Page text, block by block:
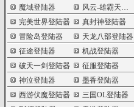
魔域登陆器
风云-雄霸天下登陆器
完美世界登陆器
真封神登陆器
冒险岛登陆器
天龙八部登陆器
征途登陆器
机战登陆器
破天一剑登陆器
征服登陆器
神泣登陆器
墨香登陆器
西游伏魔登陆器
三国OL登陆器